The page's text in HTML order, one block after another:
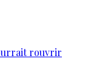
rouvrir